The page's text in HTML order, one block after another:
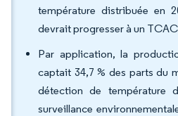
température distribuée en
devrait progresser à un
Par application, la
captait 34,7 % des parts du
détection de température
surveillance